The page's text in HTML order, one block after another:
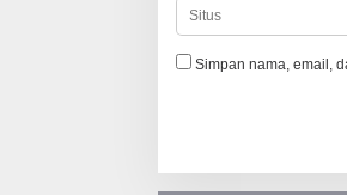
Simpan nama, email,